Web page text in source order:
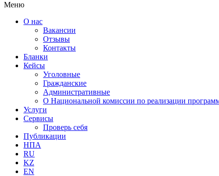
Меню
О нас
Вакансии
Отзывы
Контакты
Бланки
Кейсы
Уголовные
Гражданские
Административные
О Национальной комиссии по реализации
Услуги
Сервисы
Проверь себя
Публикации
НПА
RU
KZ
EN